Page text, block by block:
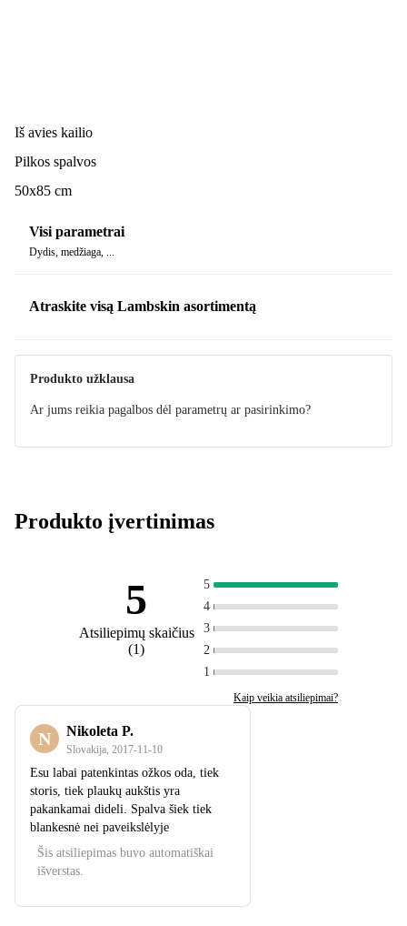
Iš avies kailio
Pilkos spalvos
50x85 cm
Visi parametrai
Dydis, medžiaga, ...
Atraskite visą Lambskin asortimentą
Produkto užklausa
Ar jums reikia pagalbos dėl parametrų ar pasirinkimo?
Produkto įvertinimas
5
Atsiliepimų skaičius
(1)
5
4
3
2
1
Kaip veikia atsiliepimai?
N Nikoleta P.
Slovakija 2017‑11‑10
Esu labai patenkintas ožkos oda, tiek
storis, tiek plaukų aukštis yra
pakankamai dideli. Spalva šiek tiek
blankesnė nei paveikslėlyje
Šis atsiliepimas buvo automatiškai
išverstas.